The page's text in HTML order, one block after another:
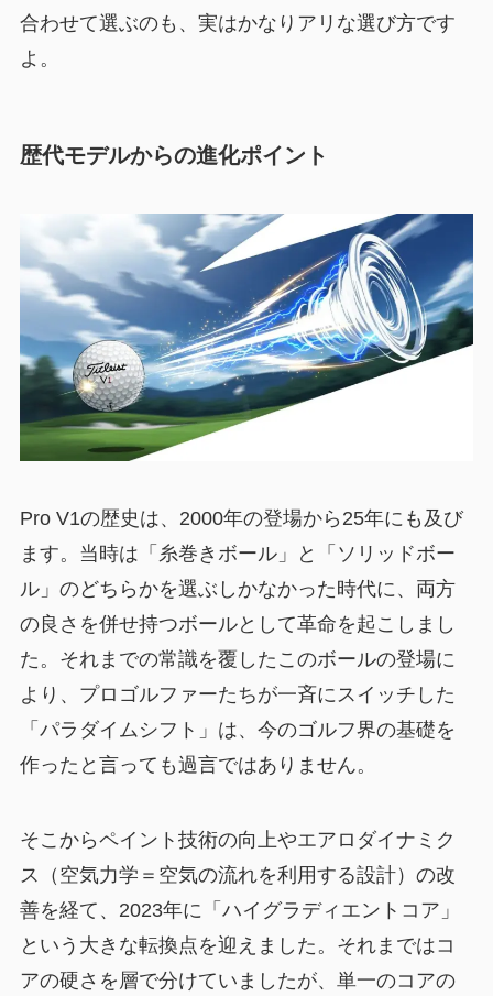
合わせて選ぶのも、実はかなりアリな選び方です
よ。
歴代モデルからの進化ポイント
Pro V1の歴史は、2000年の登場から25年にも及び
ます。当時は「糸巻きボール」と「ソリッドボー
ル」のどちらかを選ぶしかなかった時代に、両方
の良さを併せ持つボールとして革命を起こしまし
た。それまでの常識を覆したこのボールの登場に
より、プロゴルファーたちが一斉にスイッチした
「パラダイムシフト」は、今のゴルフ界の基礎を
作ったと言っても過言ではありません。
そこからペイント技術の向上やエアロダイナミク
ス（空気力学＝空気の流れを利用する設計）の改
善を経て、2023年に「ハイグラディエントコア」
という大きな転換点を迎えました。それまではコ
アの硬さを層で分けていましたが、単一のコアの